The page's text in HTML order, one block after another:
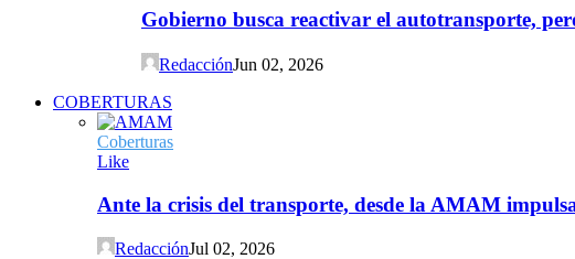
Gobierno busca reactivar el autotransporte,
RedacciónJun 02, 2026
COBERTURAS
Coberturas
Like
Ante la crisis del transporte, desde la AMAM
RedacciónJul 02, 2026